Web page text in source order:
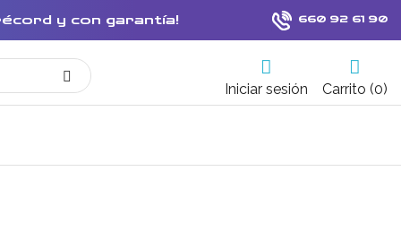
y con garantía! 660 92 61 90
Iniciar sesión Carrito (0)